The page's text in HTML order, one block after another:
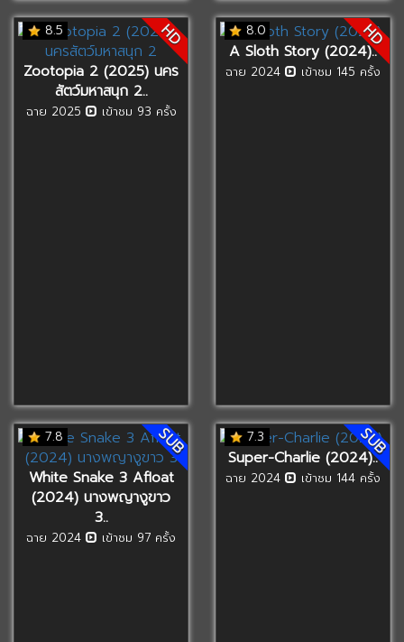
8.5 HD
Zootopia 2 (2025) นคร
สัตว์มหาสนุก 2..
ฉาย 2025 เข้าชม 93 ครั้ง
8.0 HD
A Sloth Story (2024)..
ฉาย 2024 เข้าชม 145 ครั้ง
7.8 SUB
White Snake 3 Afloat
(2024) นางพญางูขาว
3..
ฉาย 2024 เข้าชม 97 ครั้ง
7.3 SUB
Super-Charlie (2024)..
ฉาย 2024 เข้าชม 144 ครั้ง